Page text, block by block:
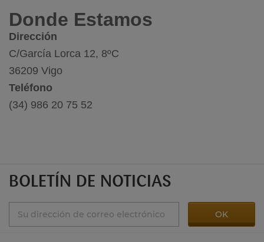
Donde Estamos
Dirección
C/García Lorca 12, 8ºC
36209 Vigo
Teléfono
(34) 986 20 75 52
BOLETÍN DE NOTICIAS